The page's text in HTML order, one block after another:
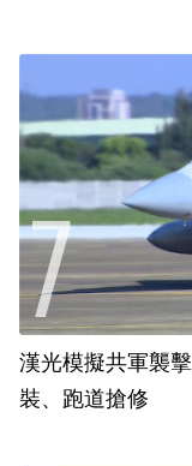
漢光模擬共軍襲
裝、跑道搶修